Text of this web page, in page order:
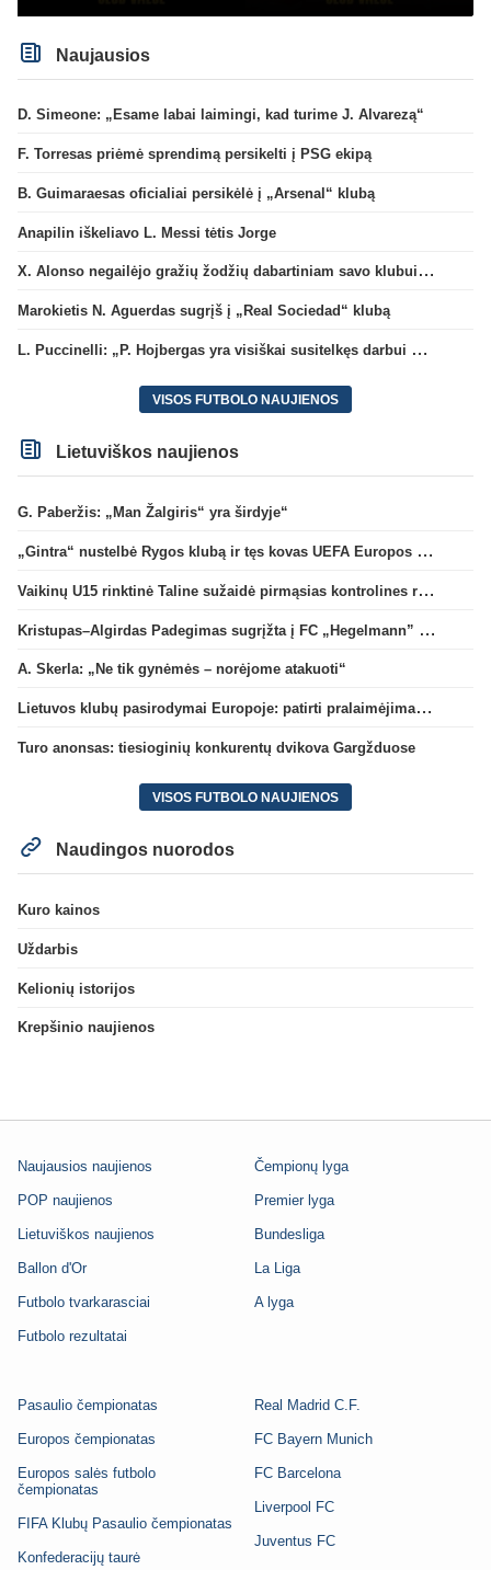
Naujausios
D. Simeone: „Esame labai laimingi, kad turime J. Alvarezą“
F. Torresas priėmė sprendimą persikelti į PSG ekipą
B. Guimaraesas oficialiai persikėlė į „Arsenal“ klubą
Anapilin iškeliavo L. Messi tėtis Jorge
X. Alonso negailėjo gražių žodžių dabartiniam savo klubui „Chelsea“
Marokietis N. Aguerdas sugrįš į „Real Sociedad“ klubą
L. Puccinelli: „P. Hojbergas yra visiškai susitelkęs darbui Marselyje“
VISOS FUTBOLO NAUJIENOS
Lietuviškos naujienos
G. Paberžis: „Man Žalgiris“ yra širdyje“
„Gintra“ nustelbė Rygos klubą ir tęs kovas UEFA Europos taurės atrankoje
Vaikinų U15 rinktinė Taline sužaidė pirmąsias kontrolines rungtynes
Kristupas–Algirdas Padegimas sugrįžta į FC „Hegelmann” B sudėtį
A. Skerla: „Ne tik gynėmės – norėjome atakuoti“
Lietuvos klubų pasirodymai Europoje: patirti pralaimėjimai Kroatijos atstovams
Turo anonsas: tiesioginių konkurentų dvikova Gargžduose
VISOS FUTBOLO NAUJIENOS
Naudingos nuorodos
Kuro kainos
Uždarbis
Kelionių istorijos
Krepšinio naujienos
Naujausios naujienos
POP naujienos
Lietuviškos naujienos
Ballon d'Or
Futbolo tvarkarasciai
Futbolo rezultatai
Čempionų lyga
Premier lyga
Bundesliga
La Liga
A lyga
Pasaulio čempionatas
Europos čempionatas
Europos salės futbolo
čempionatas
FIFA Klubų Pasaulio čempionatas
Konfederacijų taurė
Real Madrid C.F.
FC Bayern Munich
FC Barcelona
Liverpool FC
Juventus FC